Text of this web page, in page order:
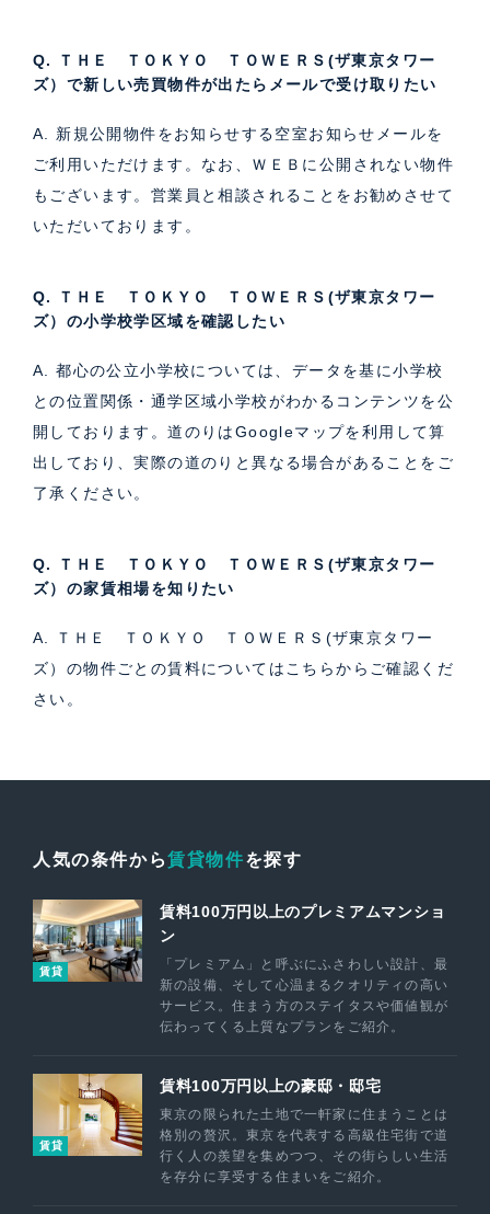
Q. ＴＨＥ ＴＯＫＹＯ ＴＯＷＥＲＳ(ザ東京タワー
ズ）で新しい売買物件が出たらメールで受け取りたい
A. 新規公開物件をお知らせする空室お知らせメールを
ご利用いただけます。なお、ＷＥＢに公開されない物件
もございます。営業員と相談されることをお勧めさせて
いただいております。
Q. ＴＨＥ ＴＯＫＹＯ ＴＯＷＥＲＳ(ザ東京タワー
ズ）の小学校学区域を確認したい
A. 都心の公立小学校については、データを基に小学校
との位置関係・通学区域小学校がわかるコンテンツを公
開しております。道のりはGoogleマップを利用して算
出しており、実際の道のりと異なる場合があることをご
了承ください。
Q. ＴＨＥ ＴＯＫＹＯ ＴＯＷＥＲＳ(ザ東京タワー
ズ）の家賃相場を知りたい
A. ＴＨＥ ＴＯＫＹＯ ＴＯＷＥＲＳ(ザ東京タワー
ズ）の物件ごとの賃料についてはこちらからご確認くだ
さい。
人気の条件から賃貸物件を探す
賃貸
賃料100万円以上のプレミアムマンショ
ン
「プレミアム」と呼ぶにふさわしい設計、最
新の設備、そして心温まるクオリティの高い
サービス。住まう方のステイタスや価値観が
伝わってくる上質なプランをご紹介。
賃貸
賃料100万円以上の豪邸・邸宅
東京の限られた土地で一軒家に住まうことは
格別の贅沢。東京を代表する高級住宅街で道
行く人の羨望を集めつつ、その街らしい生活
を存分に享受する住まいをご紹介。